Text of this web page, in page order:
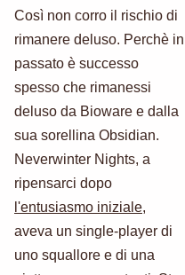
Così non corro il rischio di
rimanere deluso. Perchè in
passato è successo
spesso che rimanessi
deluso da Bioware e dalla
sua sorellina Obsidian.
Neverwinter Nights, a
ripensarci dopo
l'entusiasmo iniziale,
aveva un single-player di
uno squallore e di una